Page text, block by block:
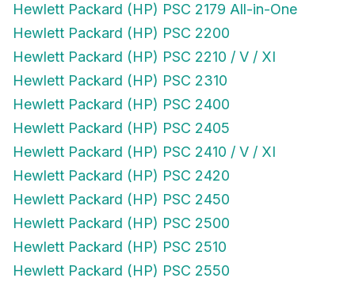
Hewlett Packard (HP) PSC 2179 All-in-One
Hewlett Packard (HP) PSC 2200
Hewlett Packard (HP) PSC 2210 / V / XI
Hewlett Packard (HP) PSC 2310
Hewlett Packard (HP) PSC 2400
Hewlett Packard (HP) PSC 2405
Hewlett Packard (HP) PSC 2410 / V / XI
Hewlett Packard (HP) PSC 2420
Hewlett Packard (HP) PSC 2450
Hewlett Packard (HP) PSC 2500
Hewlett Packard (HP) PSC 2510
Hewlett Packard (HP) PSC 2550